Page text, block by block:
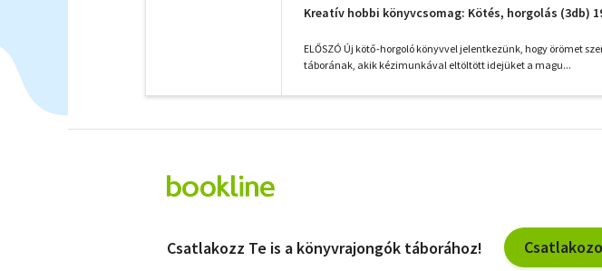
Kreatív hobbi könyvcsomag: Kötés, horgolás (3db)
ELŐSZÓ Új kötő-horgoló könyvvel jelentkezünk, hogy örömet
táborának, akik kézimunkával eltöltött idejüket a magu...
Csatlakozz Te is a könyvrajongók táborához!